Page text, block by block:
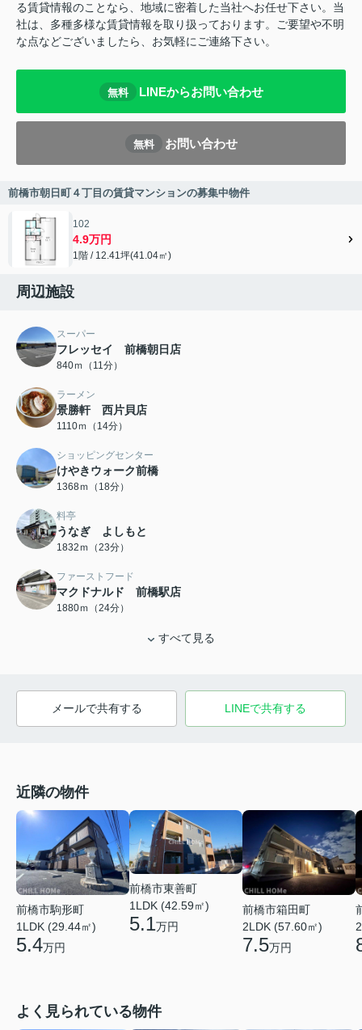
る賃貸情報のことなら、地域に密着した当社へお任せ下さい。当
社は、多種多様な賃貸情報を取り扱っております。ご要望や不明
な点などございましたら、お気軽にご連絡下さい。
無料 LINEからお問い合わせ
無料 お問い合わせ
前橋市朝日町４丁目の賃貸マンションの募集中物件
102
4.9万円
1階 / 12.41坪(41.04㎡)
周辺施設
スーパー
フレッセイ 前橋朝日店
840ｍ（11分）
ラーメン
景勝軒 西片貝店
1110ｍ（14分）
ショッピングセンター
けやきウォーク前橋
1368ｍ（18分）
料亭
うなぎ よしもと
1832ｍ（23分）
ファーストフード
マクドナルド 前橋駅店
1880ｍ（24分）
すべて見る
メールで共有する LINEで共有する
近隣の物件
前橋市駒形町
1LDK (29.44㎡)
5.4万円
前橋市東善町
1LDK (42.59㎡)
5.1万円
前橋市箱田町
2LDK (57.60㎡)
7.5万円
よく見られている物件